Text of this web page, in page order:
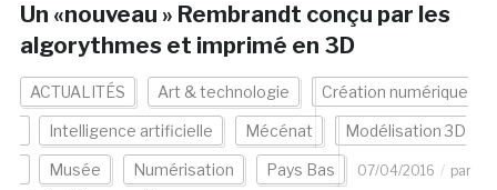
Un «nouveau » Rembrandt conçu par les
algorythmes et imprimé en 3D
ACTUALITÉS Art & technologie Création numérique
Intelligence artificielle Mécénat Modélisation 3D
Musée Numérisation Pays Bas 07/04/2016
par